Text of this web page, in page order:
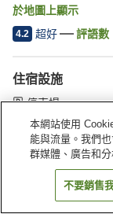
於地圖上顯示
4.2 超好 評語數
住宿設施
停車場
Spa／美容沙龍
首頁 日本 宮崎
本網站使用
能與流量。我們
群媒體、廣告和分
不要銷售